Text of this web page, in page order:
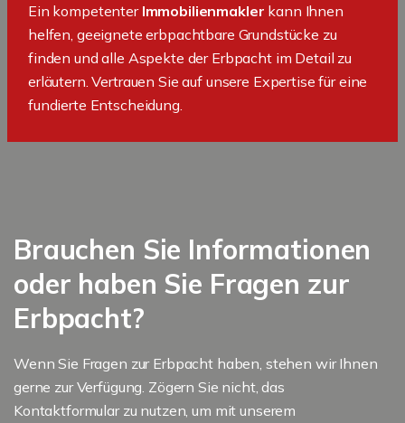
Ein kompetenter Immobilienmakler kann Ihnen
helfen, geeignete erbpachtbare Grundstücke zu
finden und alle Aspekte der Erbpacht im Detail zu
erläutern. Vertrauen Sie auf unsere Expertise für eine
fundierte Entscheidung.
Brauchen Sie Informationen
oder haben Sie Fragen zur
Erbpacht?
Wenn Sie Fragen zur Erbpacht haben, stehen wir Ihnen
gerne zur Verfügung. Zögern Sie nicht, das
Kontaktformular zu nutzen, um mit unserem